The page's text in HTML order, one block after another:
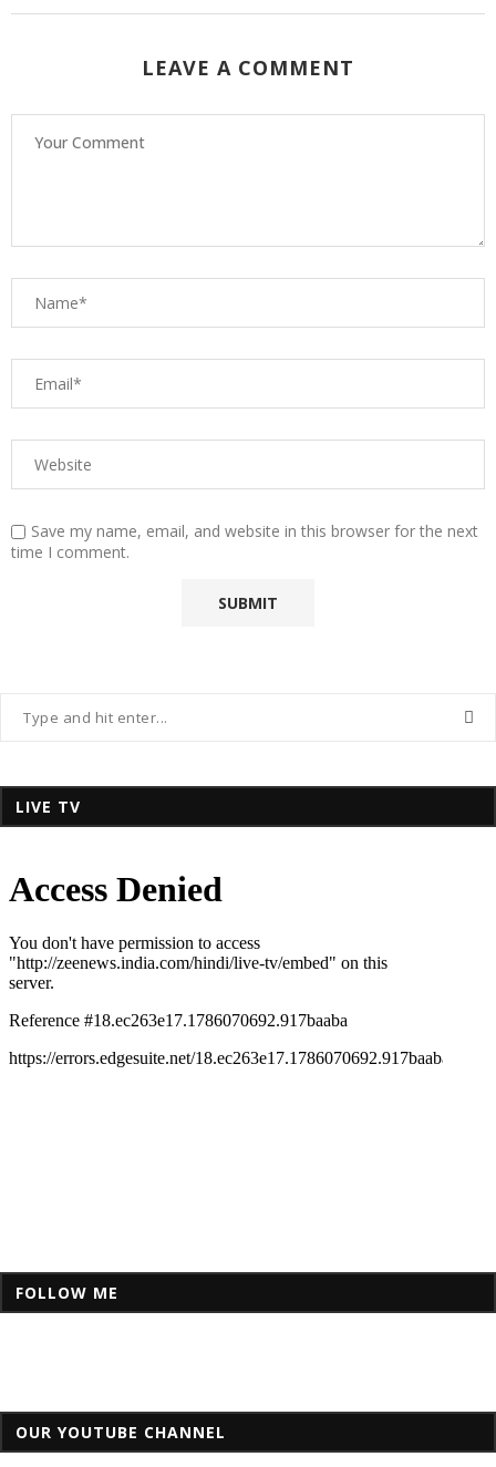
LEAVE A COMMENT
Save my name, email, and website in this browser for the next
time I comment.
LIVE TV
FOLLOW ME
OUR YOUTUBE CHANNEL